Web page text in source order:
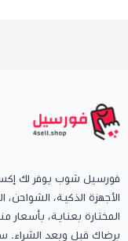
فورسيل شوب يوفر لك
الأجهزة الذكية،
المختارة بعناية،
برضاك قبل وبعد الشراء.